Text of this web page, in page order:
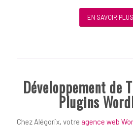
EN SAVOIR PLUS
Développement de
Plugins
Chez Alégorix, votre agence web